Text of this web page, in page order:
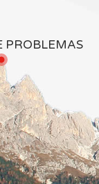
PROBLEMAS